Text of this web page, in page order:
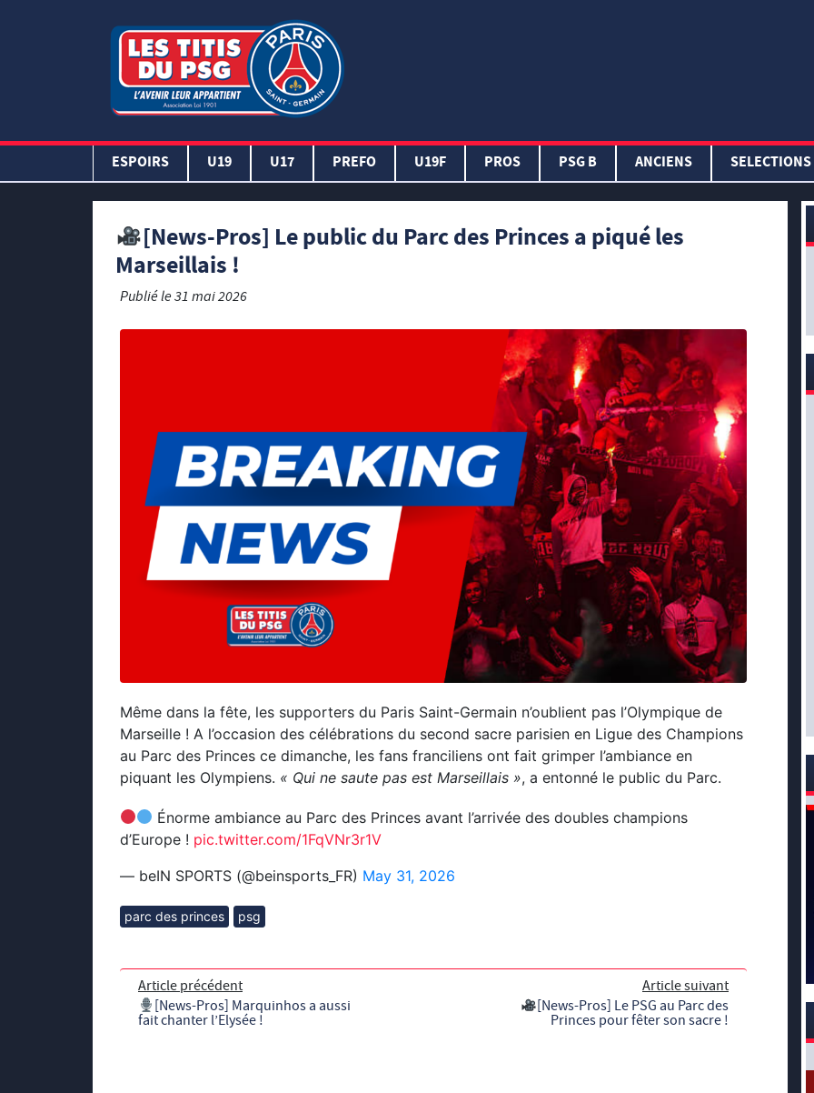
ESPOIRS U19 U17 PREFO U19F PROS PSG B ANCIENS SELECTIONS
[News-Pros] Le public du Parc des Princes a piqué les
Marseillais !
Publié le31 mai 2026
Même dans la fête, les supporters du Paris Saint-Germain n’oublient pas l’Olympique de
Marseille ! A l’occasion des célébrations du second sacre parisien en Ligue des Champions
au Parc des Princes ce dimanche, les fans franciliens ont fait grimper l’ambiance en
piquant les Olympiens. « Qui ne saute pas est Marseillais », a entonné le public du Parc.
Énorme ambiance au Parc des Princes avant l’arrivée des doubles champions
d’Europe ! pic.twitter.com/1FqVNr3r1V
— beIN SPORTS (@beinsports_FR) May 31, 2026
parc des princes psg
Article précédent
[News-Pros] Marquinhos a aussi
fait chanter l’Elysée !
Article suivant
[News-Pros] Le PSG au Parc des
Princes pour fêter son sacre !